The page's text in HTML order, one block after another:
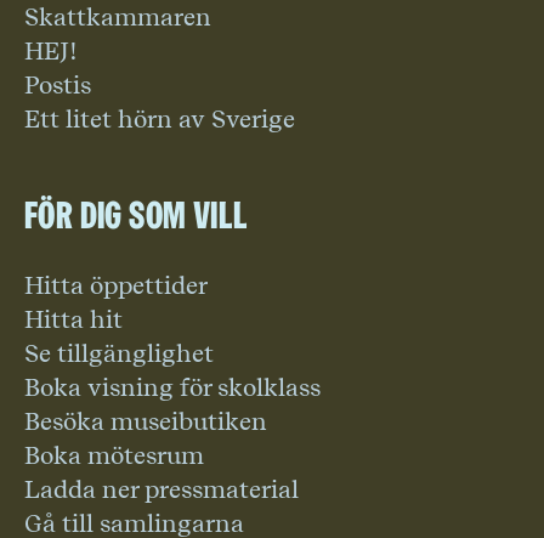
Skattkammaren
HEJ!
Postis
Ett litet hörn av Sverige
För dig som vill
Hitta öppettider
Hitta hit
Se tillgänglighet
Boka visning för skolklass
Besöka museibutiken
Boka mötesrum
Ladda ner pressmaterial
Gå till samlingarna